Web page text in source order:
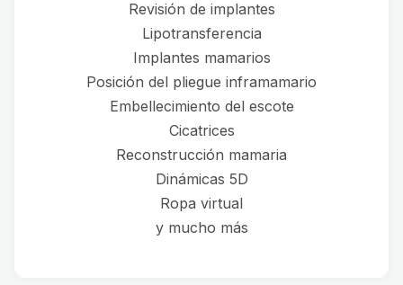
Revisión de implantes
Lipotransferencia
Implantes mamarios
Posición del pliegue inframamario
Embellecimiento del escote
Cicatrices
Reconstrucción mamaria
Dinámicas 5D
Ropa virtual
y mucho más